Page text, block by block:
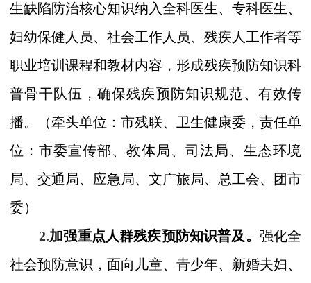
生缺陷防治核心知识纳入全科医生、专科医生、
妇幼保健人员、社会工作人员、残疾人工作者等
职业培训课程和教材内容，形成残疾预防知识科
普骨干队伍，确保残疾预防知识规范、有效传
播。
（牵头单位：市残联、卫生健康委 ，责任单
位：市委宣传部、教体 局、司法局、生态环境
局、交通局、应急局、 文广旅局、总工会、团市
委）
2.加强重点人群残疾预防知识普及。 强化全
社会预防意识，面向儿童、青少年、新婚夫妇、